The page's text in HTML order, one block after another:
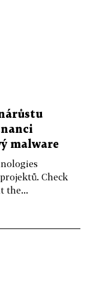
malware
Check
the...